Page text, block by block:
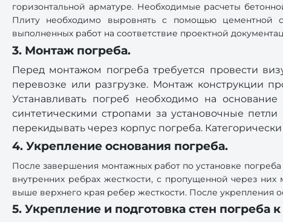
горизонтальной арматуре. Необходимые расчеты
Плиту необходимо выровнять с помощью цементной
выполненных работ на соответствие проектной
3. Монтаж погреба.
Перед монтажом погреба требуется провести
перевозке или разгрузке. Монтаж конструкции
Устанавливать погреб необходимо на
синтетическими стропами за установочные
перекидывать через корпус погреба.
4. Укрепление основания погреба.
После завершения монтажных работ по установке
внутренних ребрах жесткости, с пропущенной через
выше верхнего края ребер жесткости. После укрепления
5. Укрепление и подготовка стен погреба